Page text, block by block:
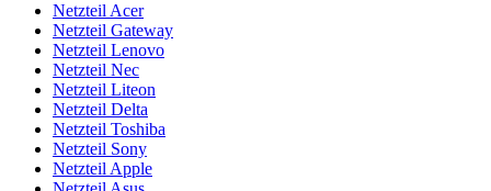
Netzteil Acer
Netzteil Gateway
Netzteil Lenovo
Netzteil Nec
Netzteil Liteon
Netzteil Delta
Netzteil Toshiba
Netzteil Sony
Netzteil Apple